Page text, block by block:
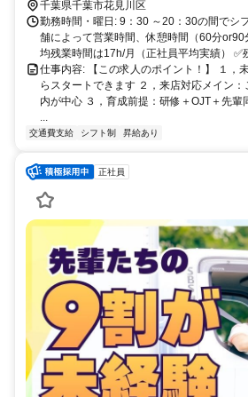
千葉県千葉市花見川区
勤務時間・曜日: 9：30 ～20：30の間でシ
舗によって営業時間、休憩時間（60分
均残業時間は17h/月（正社員平均実績） ✅
仕事内容: 【この求人のポイント！】 １，
らスタートできます ２，来店対応メイン
内が中心 ３，育成前提：研修＋OJT＋先
交通費支給 シフト制 昇給あり
正社員